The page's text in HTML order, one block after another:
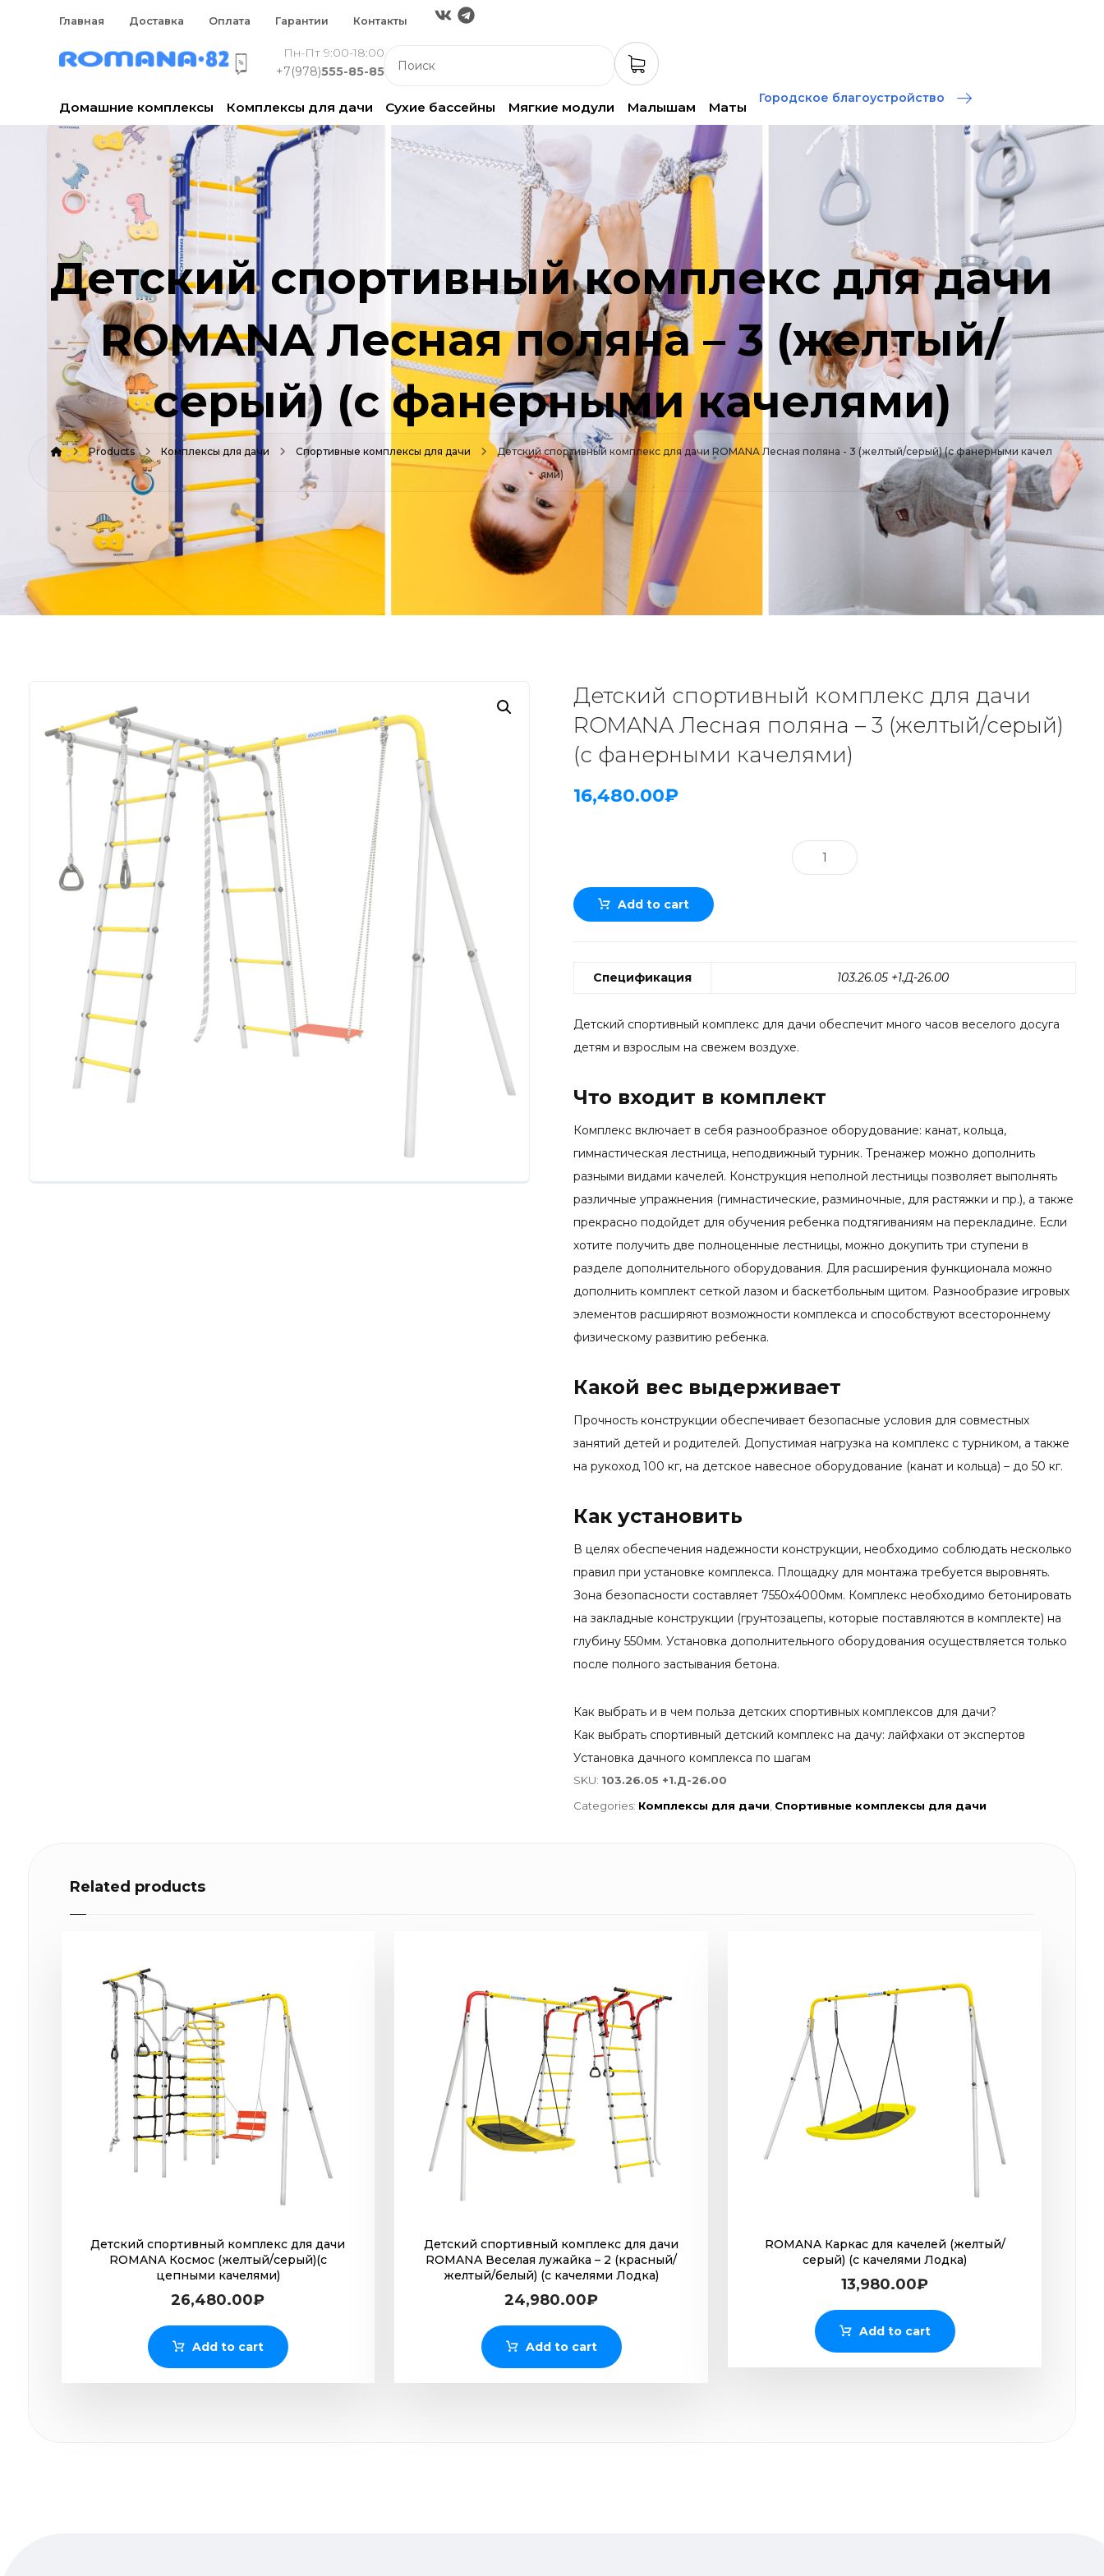
Главная Доставка Оплата Гарантии Контакты
Пн-Пт 9:00-18:00
+7(978)555-85-85
Домашние комплексы Комплексы для дачи Сухие бассейны Мягкие модули Малышам Маты
Городское благоустройство
Детский спортивный комплекс для дачи
ROMANA Лесная поляна – 3 (желтый/
серый) (с фанерными качелями)
Products Комплексы для дачи Спортивные комплексы для дачи
Детский спортивный комплекс для дачи ROMANA Лесная поляна - 3 (желтый/серый) (с фанерными качел
ями)
Детский спортивный комплекс для дачи
ROMANA Лесная поляна – 3 (желтый/серый)
(с фанерными качелями)
16,480.00₽
Add to cart
Спецификация 103.26.05 +1.Д-26.00
Детский спортивный комплекс для дачи обеспечит много часов веселого досуга
детям и взрослым на свежем воздухе.
Что входит в комплект
Комплекс включает в себя разнообразное оборудование: канат, кольца,
гимнастическая лестница, неподвижный турник. Тренажер можно дополнить
разными видами качелей. Конструкция неполной лестницы позволяет выполнять
различные упражнения (гимнастические, разминочные, для растяжки и пр.), а также
прекрасно подойдет для обучения ребенка подтягиваниям на перекладине. Если
хотите получить две полноценные лестницы, можно докупить три ступени в
разделе дополнительного оборудования. Для расширения функционала можно
дополнить комплект сеткой лазом и баскетбольным щитом. Разнообразие игровых
элементов расширяют возможности комплекса и способствуют всестороннему
физическому развитию ребенка.
Какой вес выдерживает
Прочность конструкции обеспечивает безопасные условия для совместных
занятий детей и родителей. Допустимая нагрузка на комплекс с турником, а также
на рукоход 100 кг, на детское навесное оборудование (канат и кольца) – до 50 кг.
Как установить
В целях обеспечения надежности конструкции, необходимо соблюдать несколько
правил при установке комплекса. Площадку для монтажа требуется выровнять.
Зона безопасности составляет 7550х4000мм. Комплекс необходимо бетонировать
на закладные конструкции (грунтозацепы, которые поставляются в комплекте) на
глубину 550мм. Установка дополнительного оборудования осуществляется только
после полного застывания бетона.
Как выбрать и в чем польза детских спортивных комплексов для дачи?
Как выбрать спортивный детский комплекс на дачу: лайфхаки от экспертов
Установка дачного комплекса по шагам
SKU: 103.26.05 +1.Д-26.00
Categories: Комплексы для дачи Спортивные комплексы для дачи
Related products
Детский спортивный комплекс для дачи
ROMANA Космос (желтый/серый)(с
цепными качелями)
26,480.00₽
Add to cart
Детский спортивный комплекс для дачи
ROMANA Веселая лужайка – 2 (красный/
желтый/белый) (с качелями Лодка)
24,980.00₽
Add to cart
ROMANA Каркас для качелей (желтый/
серый) (с качелями Лодка)
13,980.00₽
Add to cart